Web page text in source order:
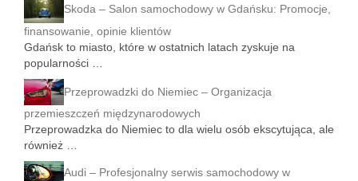
Skoda – Salon samochodowy w Gdańsku: Promocje,
finansowanie, opinie klientów
Gdańsk to miasto, które w ostatnich latach zyskuje na
popularności …
Przeprowadzki do Niemiec – Organizacja
przemieszczeń międzynarodowych
Przeprowadzka do Niemiec to dla wielu osób ekscytująca, ale
również …
Audi – Profesjonalny serwis samochodowy w